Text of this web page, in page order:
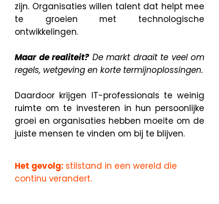
zijn. Organisaties willen talent dat helpt mee
te groeien met technologische
ontwikkelingen.
Maar de realiteit?De markt draait te veel om
regels, wetgeving en korte termijnoplossingen.
Daardoor krijgen IT-professionals te weinig
ruimte om te investeren in hun persoonlijke
groei en organisaties hebben moeite om de
juiste mensen te vinden om bij te blijven.
Het gevolg: stilstand in een wereld die
continu verandert.